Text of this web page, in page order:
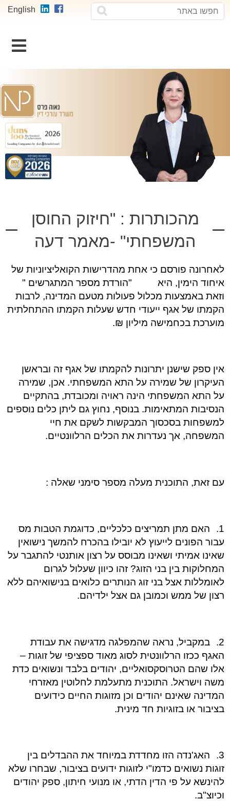
חפשו
באתר
חפשו English
מהכותרות : "חיזוק החוסן
המשפחתי" -מאמר דעה
לאחרונה פורסם כי אחת מהדרישות הקואליציוניות של
איחוד הימין, היא "הורדת מספר המתגרשים "
וזאת באמצעות מכלול פעולות מטעם המדינה, לרבות
הקמתו של אגף ייעודי חדש שעלות הקמתו ההתחלתית
מוערכת בכחמישה מיליון ₪.
אין ספק שישנן יתרונות להקמתו של אגף זה ובראשן
העיקרון של שמירה על התא המשפחתי. אכן, שמירה
על התא המשפחתי הינה ראויה ומכובדת, בהתקיים
הנסיבות המתאימות. בנוסף, נחוץ גם ליתן כלים נוספים
למשפחות בסכסוך המבקשות לשקם את חיי
המשפחה, אך נעדרות את הכלים הרלוונטיים.
עם זאת, התוכנית מעלה מספר סימני שאלה :
1.
האם מתן תמריצים כלכליים, כדוגמת הטבות מס
עבור הפונים לייעוץ לא יובילו בהכרח להמשך נישואין
שאינו אמיתי ושאינו מבוסס על רצון אותנטי להתגבר על
המחלוקות בין בני הזוג? זהו כיוון שעלול לגרום
לאומללות אצל בני זוג הנותרים כלואים בנישואיהם ללא
רצון של ממש וכמובן גם אצל ילדיהם.
2.
במקביל, נראה שהמפלגה מדגישה את עבודת
האגף ככזו הרלוונטית לסוג מאוד ספציפי של זוגות –
אלו שהם הטרוסקסואליים, יהודים בלבד ונשואים כדת
משה וישראל. התוכנית מתעלמת לחלוטין מאזרחי
המדינה שאינם יהודים וכן מזוגות החיים כידועים
בציבור או בזוגיות חד מינית.
3.
האג'נדה הזו מחדדת במיוחד את ההבדלים בין
זוגות נשואים כדמו"י לזוגות ידועים בציבור, שבחרו שלא
להינשא על פי הדין הדתי, או מנועי חיתון, ספק יהודים
וכיוצ"ב.